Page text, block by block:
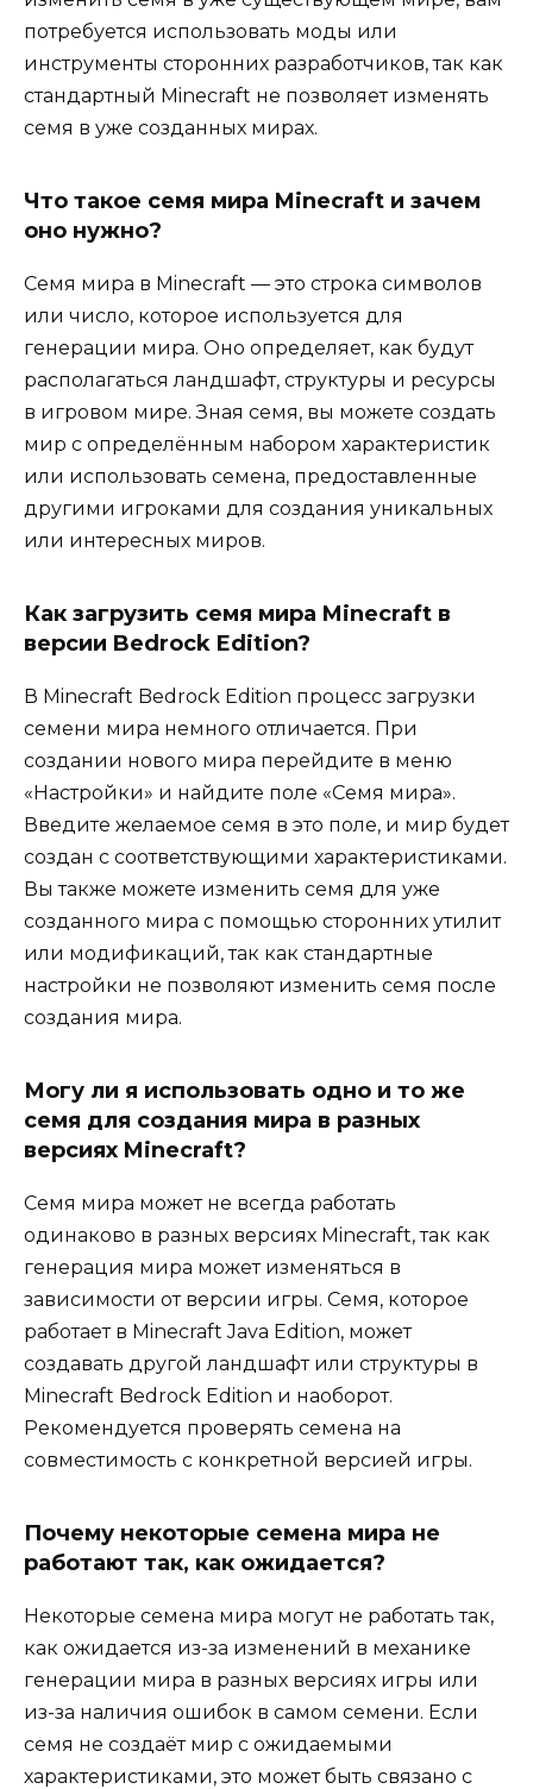
потребуется использовать моды или
инструменты сторонних разработчиков, так как
стандартный Minecraft не позволяет изменять
семя в уже созданных мирах.
Что такое семя мира Minecraft и зачем
оно нужно?
Семя мира в Minecraft — это строка символов
или число, которое используется для
генерации мира. Оно определяет, как будут
располагаться ландшафт, структуры и ресурсы
в игровом мире. Зная семя, вы можете создать
мир с определённым набором характеристик
или использовать семена, предоставленные
другими игроками для создания уникальных
или интересных миров.
Как загрузить семя мира Minecraft в
версии Bedrock Edition?
В Minecraft Bedrock Edition процесс загрузки
семени мира немного отличается. При
создании нового мира перейдите в меню
«Настройки» и найдите поле «Семя мира».
Введите желаемое семя в это поле, и мир будет
создан с соответствующими характеристиками.
Вы также можете изменить семя для уже
созданного мира с помощью сторонних утилит
или модификаций, так как стандартные
настройки не позволяют изменить семя после
создания мира.
Могу ли я использовать одно и то же
семя для создания мира в разных
версиях Minecraft?
Семя мира может не всегда работать
одинаково в разных версиях Minecraft, так как
генерация мира может изменяться в
зависимости от версии игры. Семя, которое
работает в Minecraft Java Edition, может
создавать другой ландшафт или структуры в
Minecraft Bedrock Edition и наоборот.
Рекомендуется проверять семена на
совместимость с конкретной версией игры.
Почему некоторые семена мира не
работают так, как ожидается?
Некоторые семена мира могут не работать так,
как ожидается из-за изменений в механике
генерации мира в разных версиях игры или
из-за наличия ошибок в самом семени. Если
семя не создаёт мир с ожидаемыми
характеристиками, это может быть связано с